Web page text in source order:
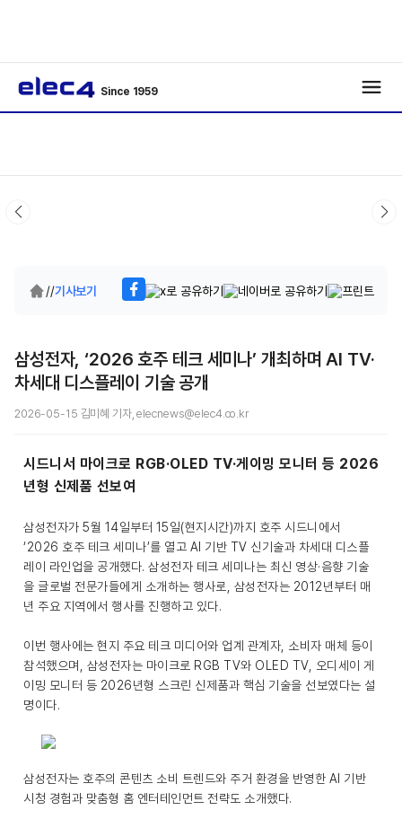
Since 1959
//기사보기
삼성전자, ‘2026 호주 테크 세미나’ 개최하며 AI TV·
차세대 디스플레이 기술 공개
2026-05-15 김미혜 기자, elecnews@elec4.co.kr
시드니서 마이크로 RGB·OLED TV·게이밍 모니터 등 2026
년형 신제품 선보여
삼성전자가 5월 14일부터 15일(현지시간)까지 호주 시드니에서
‘2026 호주 테크 세미나’를 열고 AI 기반 TV 신기술과 차세대 디스플
레이 라인업을 공개했다. 삼성전자 테크 세미나는 최신 영상·음향 기술
을 글로벌 전문가들에게 소개하는 행사로, 삼성전자는 2012년부터 매
년 주요 지역에서 행사를 진행하고 있다.
이번 행사에는 현지 주요 테크 미디어와 업계 관계자, 소비자 매체 등이
참석했으며, 삼성전자는 마이크로 RGB TV와 OLED TV, 오디세이 게
이밍 모니터 등 2026년형 스크린 신제품과 핵심 기술을 선보였다는 설
명이다.
삼성전자는 호주의 콘텐츠 소비 트렌드와 주거 환경을 반영한 AI 기반
시청 경험과 맞춤형 홈 엔터테인먼트 전략도 소개했다.